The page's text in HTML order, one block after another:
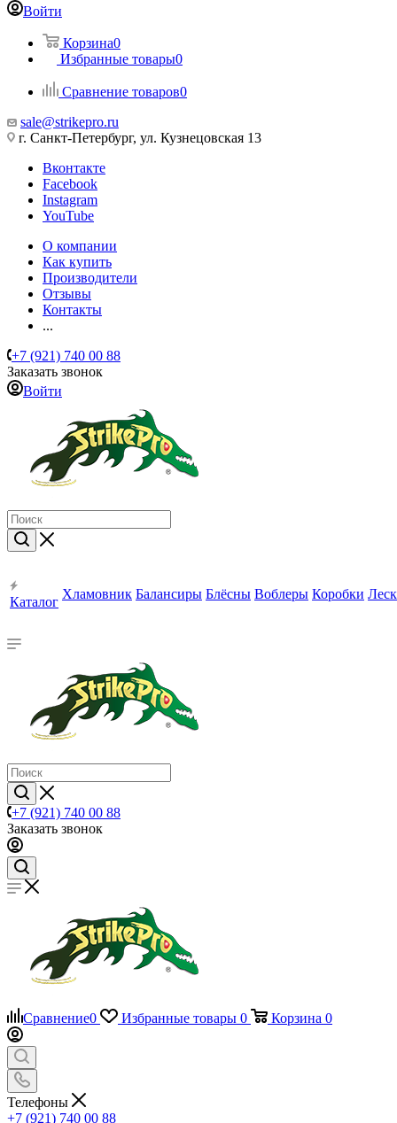
Войти
Корзина0
Избранные товары0
Сравнение товаров0
sale@strikepro.ru
г. Санкт-Петербург, ул. Кузнецовская 13
Вконтакте
Facebook
Instagram
YouTube
О компании
Как купить
Производители
Отзывы
Контакты
...
+7 (921) 740 00 88
Заказать звонок
Войти
Каталог
Хламовник Балансиры Блёсны Воблеры Коробки
+7 (921) 740 00 88
Заказать звонок
Сравнение0 Избранные товары 0 Корзина 0
Телефоны
+7 (921) 740 00 88